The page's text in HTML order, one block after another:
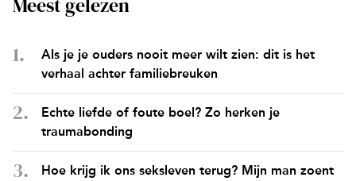
Als je je ouders nooit meer wilt zien: dit is het
verhaal achter familiebreuken
Echte liefde of foute boel? Zo herken je
traumabonding
Hoe krijg ik ons seksleven terug? Mijn man zoent